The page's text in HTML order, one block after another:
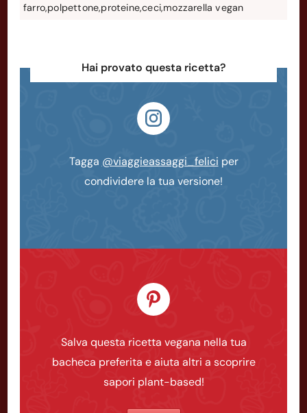
farro,polpettone,proteine,ceci,mozzarella vegan
Hai provato questa ricetta?
Tagga @viaggieassaggi_felici per
condividere la tua versione!
Salva questa ricetta vegana nella tua
bacheca preferita e aiuta altri a scoprire
sapori plant-based!